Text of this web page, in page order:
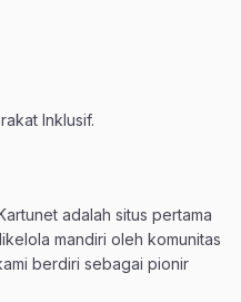
Inklusif.
adalah situs pertama
mandiri oleh komunitas
berdiri sebagai pionir